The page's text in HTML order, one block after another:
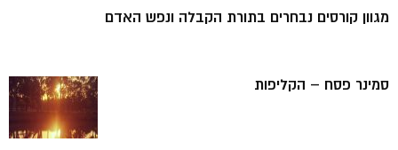
מגוון קורסים נבחרים בתורת הקבלה ונפש האדם
סמינר פסח – הקליפות